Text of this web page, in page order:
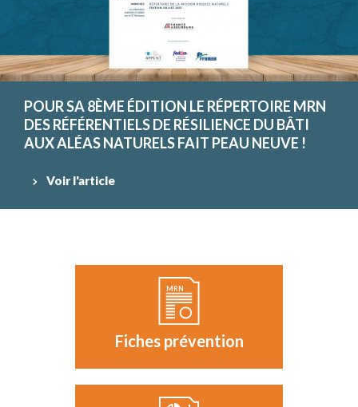
POUR SA 8ÈME ÉDITION LE RÉPERTOIRE MRN
DES RÉFÉRENTIELS DE RÉSILIENCE DU BÂTI
AUX ALÉAS NATURELS FAIT PEAU NEUVE !
Voir l'article
Fiches prévention